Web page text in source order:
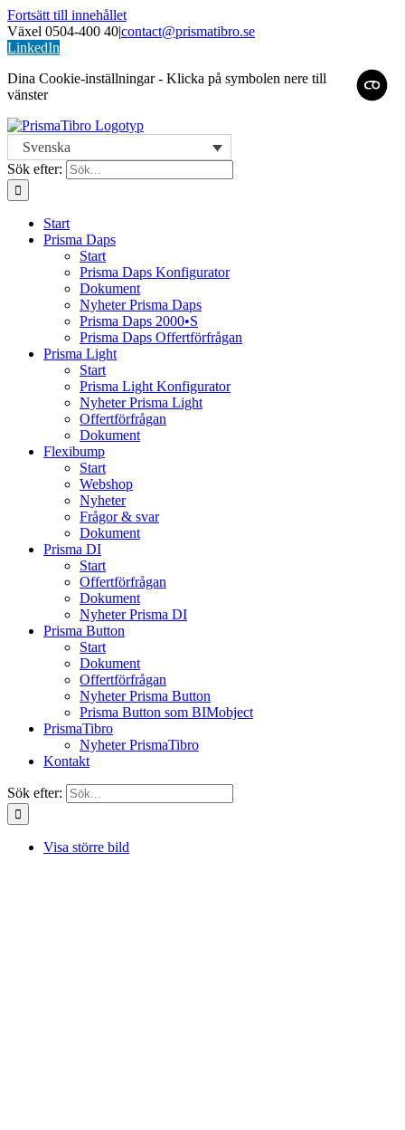
Fortsätt till innehållet
Växel 0504-400 40|contact@prismatibro.se
LinkedIn
Dina Cookie-inställningar - Klicka på symbolen nere till
vänster
Svenska
Sök efter:
Start
Prisma Daps
Start
Prisma Daps Konfigurator
Dokument
Nyheter Prisma Daps
Prisma Daps 2000•S
Prisma Daps Offertförfrågan
Prisma Light
Start
Prisma Light Konfigurator
Nyheter Prisma Light
Offertförfrågan
Dokument
Flexibump
Start
Webshop
Nyheter
Frågor & svar
Dokument
Prisma DI
Start
Offertförfrågan
Dokument
Nyheter Prisma DI
Prisma Button
Start
Dokument
Offertförfrågan
Nyheter Prisma Button
Prisma Button som BIMobject
PrismaTibro
Nyheter PrismaTibro
Kontakt
Sök efter:
Visa större bild